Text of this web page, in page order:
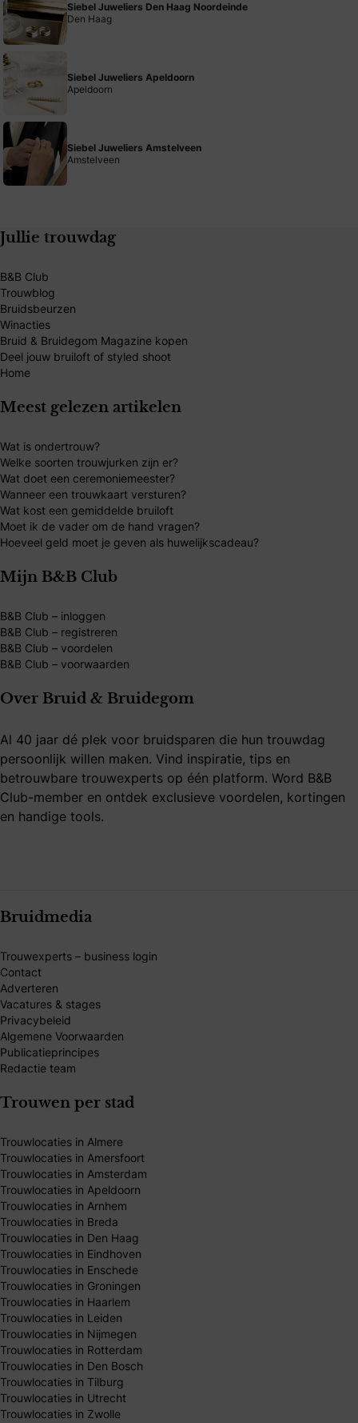
Siebel Juweliers Den Haag Noordeinde
Den Haag
Siebel Juweliers Apeldoorn
Apeldoorn
Siebel Juweliers Amstelveen
Amstelveen
Jullie trouwdag
B&B Club
Trouwblog
Bruidsbeurzen
Winacties
Bruid & Bruidegom Magazine kopen
Deel jouw bruiloft of styled shoot
Home
Meest gelezen artikelen
Wat is ondertrouw?
Welke soorten trouwjurken zijn er?
Wat doet een ceremoniemeester?
Wanneer een trouwkaart versturen?
Wat kost een gemiddelde bruiloft
Moet ik de vader om de hand vragen?
Hoeveel geld moet je geven als huwelijkscadeau?
Mijn B&B Club
B&B Club – inloggen
B&B Club – registreren
B&B Club – voordelen
B&B Club – voorwaarden
Over Bruid & Bruidegom
Al 40 jaar dé plek voor bruidsparen die hun trouwdag
persoonlijk willen maken. Vind inspiratie, tips en
betrouwbare trouwexperts op één platform. Word B&B
Club-member en ontdek exclusieve voordelen, kortingen
en handige tools.
Bruidmedia
Trouwexperts – business login
Contact
Adverteren
Vacatures & stages
Privacybeleid
Algemene Voorwaarden
Publicatieprincipes
Redactie team
Trouwen per stad
Trouwlocaties in Almere
Trouwlocaties in Amersfoort
Trouwlocaties in Amsterdam
Trouwlocaties in Apeldoorn
Trouwlocaties in Arnhem
Trouwlocaties in Breda
Trouwlocaties in Den Haag
Trouwlocaties in Eindhoven
Trouwlocaties in Enschede
Trouwlocaties in Groningen
Trouwlocaties in Haarlem
Trouwlocaties in Leiden
Trouwlocaties in Nijmegen
Trouwlocaties in Rotterdam
Trouwlocaties in Den Bosch
Trouwlocaties in Tilburg
Trouwlocaties in Utrecht
Trouwlocaties in Zwolle